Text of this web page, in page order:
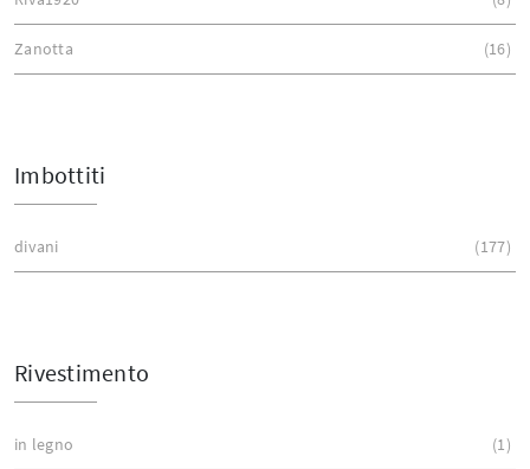
Zanotta 16
Imbottiti
divani 177
Rivestimento
in legno 1